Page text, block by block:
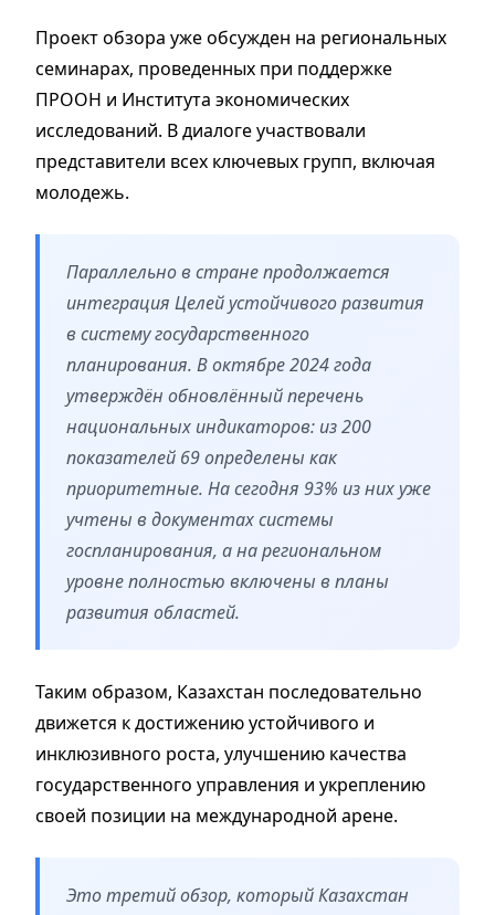
Проект обзора уже обсужден на региональных
семинарах, проведенных при поддержке
ПРООН и Института экономических
исследований. В диалоге участвовали
представители всех ключевых групп, включая
молодежь.
Параллельно в стране продолжается
интеграция Целей устойчивого развития
в систему государственного
планирования. В октябре 2024 года
утверждён обновлённый перечень
национальных индикаторов: из 200
показателей 69 определены как
приоритетные. На сегодня 93% из них уже
учтены в документах системы
госпланирования, а на региональном
уровне полностью включены в планы
развития областей.
Таким образом, Казахстан последовательно
движется к достижению устойчивого и
инклюзивного роста, улучшению качества
государственного управления и укреплению
своей позиции на международной арене.
Это третий обзор, который Казахстан